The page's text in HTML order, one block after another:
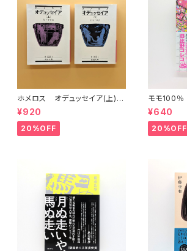
ホメロス オデュッセイア(上)
(下) （岩波文庫）
¥920
20%OFF
モモ100％
¥640
20%OFF